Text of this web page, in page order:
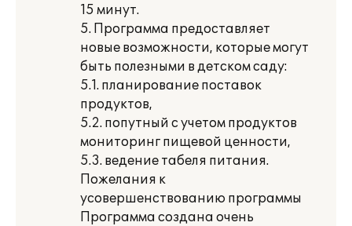
15 минут.
5. Программа предоставляет
новые возможности, которые могут
быть полезными в детском саду:
5.1. планирование поставок
продуктов,
5.2. попутный с учетом продуктов
мониторинг пищевой ценности,
5.3. ведение табеля питания.
Пожелания к
усовершенствованию программы
Программа создана очень